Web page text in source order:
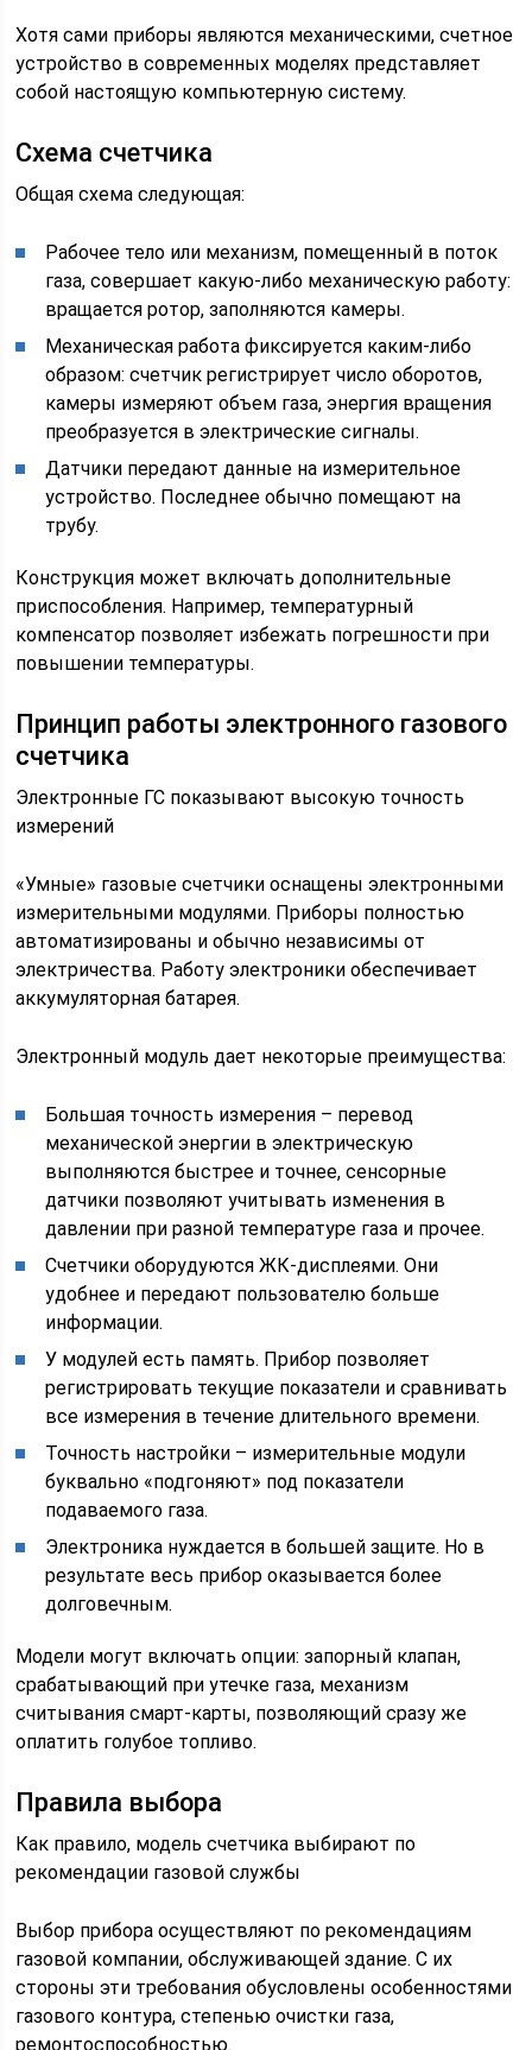
Хотя сами приборы являются механическими, счетное
устройство в современных моделях представляет
собой настоящую компьютерную систему.
Схема счетчика
Общая схема следующая:
Рабочее тело или механизм, помещенный в поток
газа, совершает какую-либо механическую работу:
вращается ротор, заполняются камеры.
Механическая работа фиксируется каким-либо
образом: счетчик регистрирует число оборотов,
камеры измеряют объем газа, энергия вращения
преобразуется в электрические сигналы.
Датчики передают данные на измерительное
устройство. Последнее обычно помещают на
трубу.
Конструкция может включать дополнительные
приспособления. Например, температурный
компенсатор позволяет избежать погрешности при
повышении температуры.
Принцип работы электронного газового
счетчика
Электронные ГС показывают высокую точность
измерений
«Умные» газовые счетчики оснащены электронными
измерительными модулями. Приборы полностью
автоматизированы и обычно независимы от
электричества. Работу электроники обеспечивает
аккумуляторная батарея.
Электронный модуль дает некоторые преимущества:
Большая точность измерения – перевод
механической энергии в электрическую
выполняются быстрее и точнее, сенсорные
датчики позволяют учитывать изменения в
давлении при разной температуре газа и прочее.
Счетчики оборудуются ЖК-дисплеями. Они
удобнее и передают пользователю больше
информации.
У модулей есть память. Прибор позволяет
регистрировать текущие показатели и сравнивать
все измерения в течение длительного времени.
Точность настройки – измерительные модули
буквально «подгоняют» под показатели
подаваемого газа.
Электроника нуждается в большей защите. Но в
результате весь прибор оказывается более
долговечным.
Модели могут включать опции: запорный клапан,
срабатывающий при утечке газа, механизм
считывания смарт-карты, позволяющий сразу же
оплатить голубое топливо.
Правила выбора
Как правило, модель счетчика выбирают по
рекомендации газовой службы
Выбор прибора осуществляют по рекомендациям
газовой компании, обслуживающей здание. С их
стороны эти требования обусловлены особенностями
газового контура, степенью очистки газа,
ремонтоспособностью.